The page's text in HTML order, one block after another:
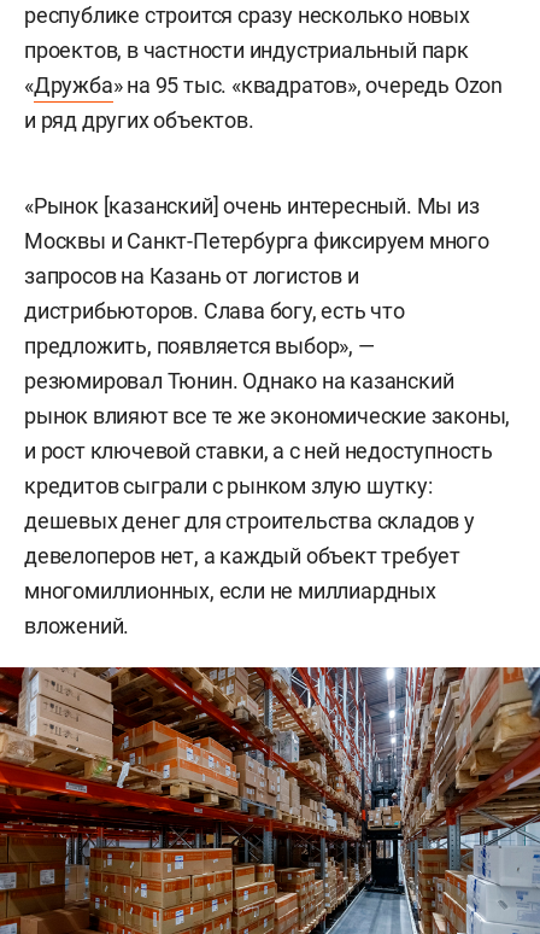
республике строится сразу несколько новых
проектов, в частности индустриальный парк
«Дружба» на 95 тыс. «квадратов», очередь Ozon
и ряд других объектов.
«Рынок [казанский] очень интересный. Мы из
Москвы и Санкт-Петербурга фиксируем много
запросов на Казань от логистов и
дистрибьюторов. Слава богу, есть что
предложить, появляется выбор», —
резюмировал Тюнин. Однако на казанский
рынок влияют все те же экономические законы,
и рост ключевой ставки, а с ней недоступность
кредитов сыграли с рынком злую шутку:
дешевых денег для строительства складов у
девелоперов нет, а каждый объект требует
многомиллионных, если не миллиардных
вложений.